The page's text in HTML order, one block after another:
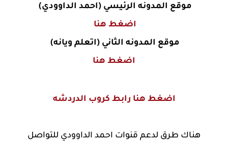
موقع المدونه الرئيسي (احمد الداوودي)
اضغط هنا
موقع المدونه الثاني (اتعلم ويانه)
اضغط هنا
اضغط هنا رابط كروب الدردشه
هناك طرق لدعم قنوات احمد الداوودي للتواصل